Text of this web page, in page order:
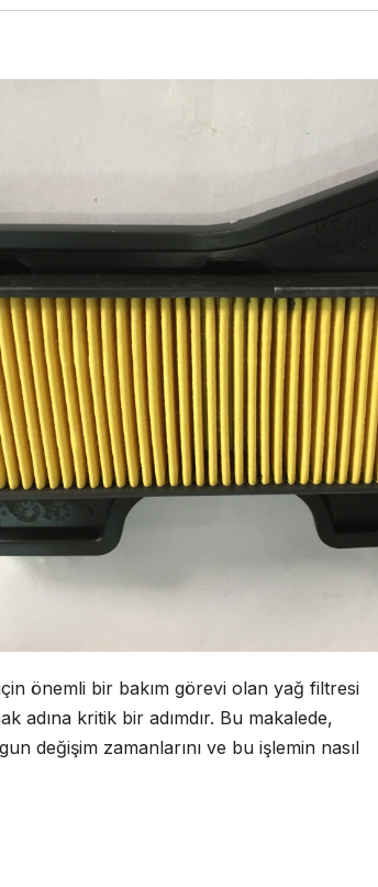
önemli bir bakım görevi olan yağ filtresi
adına kritik bir adımdır. Bu makalede,
değişim zamanlarını ve bu işlemin nasıl